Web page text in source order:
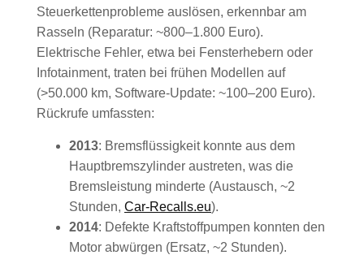
Steuerkettenprobleme auslösen, erkennbar am
Rasseln (Reparatur: ~800–1.800 Euro).
Elektrische Fehler, etwa bei Fensterhebern oder
Infotainment, traten bei frühen Modellen auf
(>50.000 km, Software-Update: ~100–200 Euro).
Rückrufe umfassten:
2013: Bremsflüssigkeit konnte aus dem
Hauptbremszylinder austreten, was die
Bremsleistung minderte (Austausch, ~2
Stunden, Car-Recalls.eu).
2014: Defekte Kraftstoffpumpen konnten den
Motor abwürgen (Ersatz, ~2 Stunden).